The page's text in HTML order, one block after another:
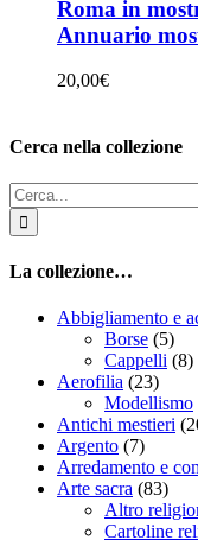
Roma in
Annuario
20,00€
Cerca nella collezione
Cerca
per:
La collezione…
Abbigliamento e
Borse (5)
Cappelli (8)
Aerofilia (23)
Modellismo
Antichi mestieri
Argento (7)
Arredamento e
Arte sacra (83)
Altro
Cartoline